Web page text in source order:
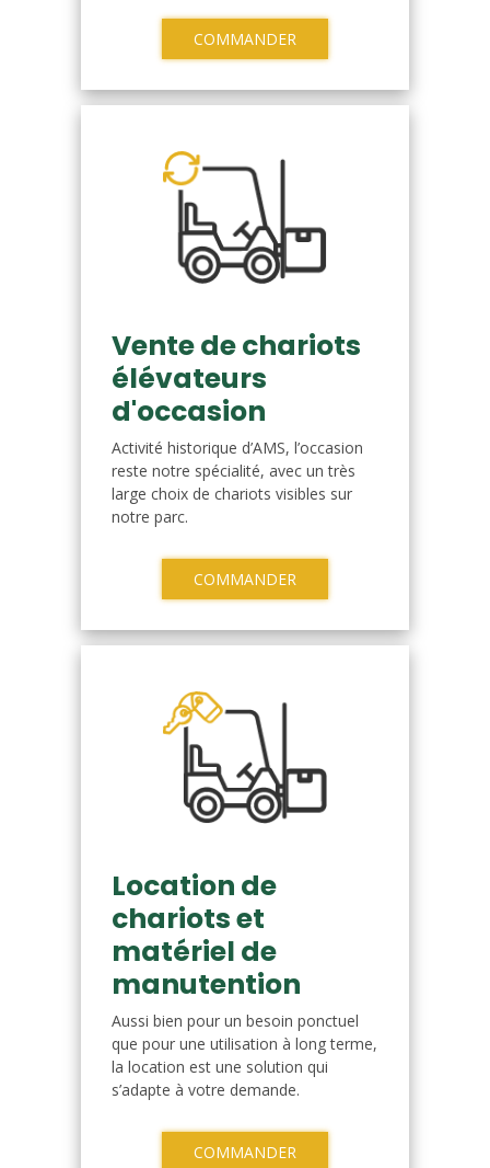
COMMANDER
Vente de chariots
élévateurs
d'occasion
Activité historique d’AMS, l’occasion
reste notre spécialité, avec un très
large choix de chariots visibles sur
notre parc.
COMMANDER
Location de
chariots et
matériel de
manutention
Aussi bien pour un besoin ponctuel
que pour une utilisation à long terme,
la location est une solution qui
s’adapte à votre demande.
COMMANDER